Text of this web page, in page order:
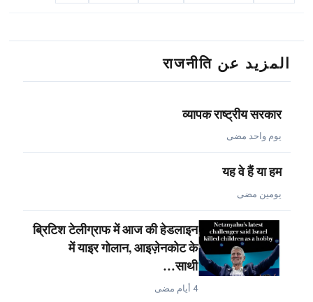
المزيد عن राजनीति
व्यापक राष्ट्रीय सरकार
يوم واحد مضى
यह वे हैं या हम
يومين مضى
ब्रिटिश टेलीग्राफ में आज की हेडलाइन
में याइर गोलान, आइज़ेनकोट के
साथी…
4 أيام مضى